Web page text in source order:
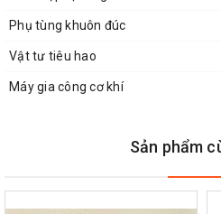
Phụ tùng khuôn đúc
Vật tư tiêu hao
Máy gia công cơ khí
Sản phẩm